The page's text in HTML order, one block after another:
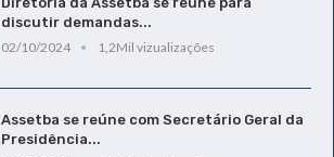
discutir demandas...
02/10/2024
1,2Mil vizualizações
Assetba se reúne com Secretário Geral da
Presidência...